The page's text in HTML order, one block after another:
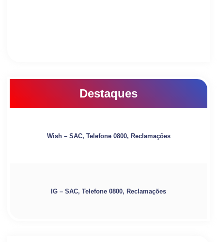
Destaques
Wish – SAC, Telefone 0800, Reclamações
IG – SAC, Telefone 0800, Reclamações